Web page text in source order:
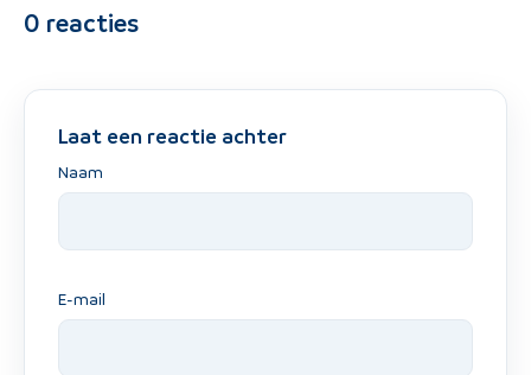
0 reacties
Laat een reactie achter
Naam
E-mail